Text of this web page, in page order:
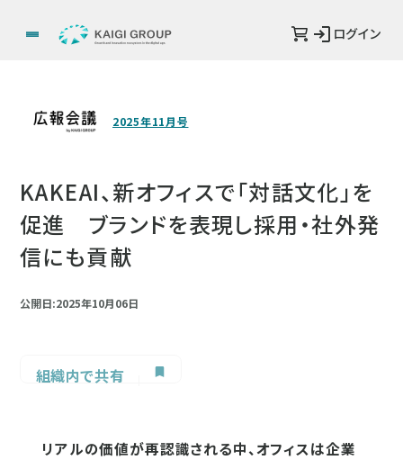
ログイン
2025年11月号
KAKEAI、新オフィスで「対話文化」を
促進 ブランドを表現し採用・社外発
信にも貢献
公開日:2025年10月06日
組織内で共有
リアルの価値が再認識される中、オフィスは企業